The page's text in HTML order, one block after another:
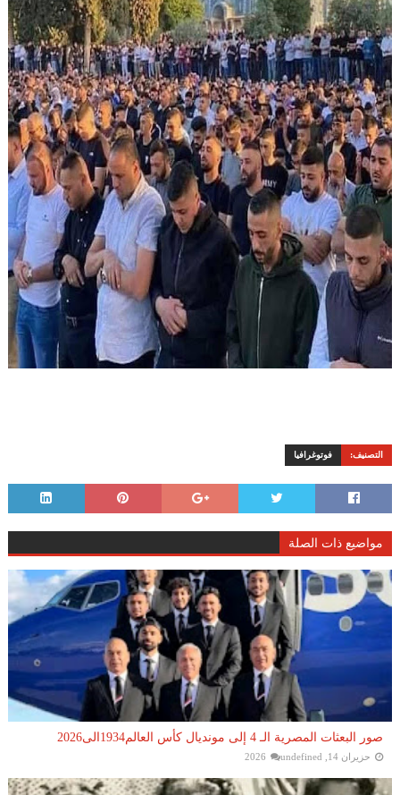
التصنيف: فوتوغرافيا
مواضيع ذات الصلة
صور البعثات المصرية الـ 4 إلى مونديال كأس العالم1934الى2026
حزيران 14, 2026 undefined